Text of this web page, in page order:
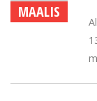
MAALIS